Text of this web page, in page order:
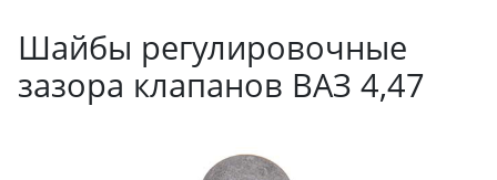
Шайбы регулировочные
зазора клапанов ВАЗ 4,47